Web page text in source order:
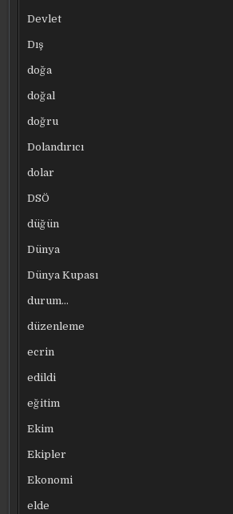
Devlet
Dış
doğa
doğal
doğru
Dolandırıcı
dolar
DSÖ
düğün
Dünya
Dünya Kupası
durum…
düzenleme
ecrin
edildi
eğitim
Ekim
Ekipler
Ekonomi
elde